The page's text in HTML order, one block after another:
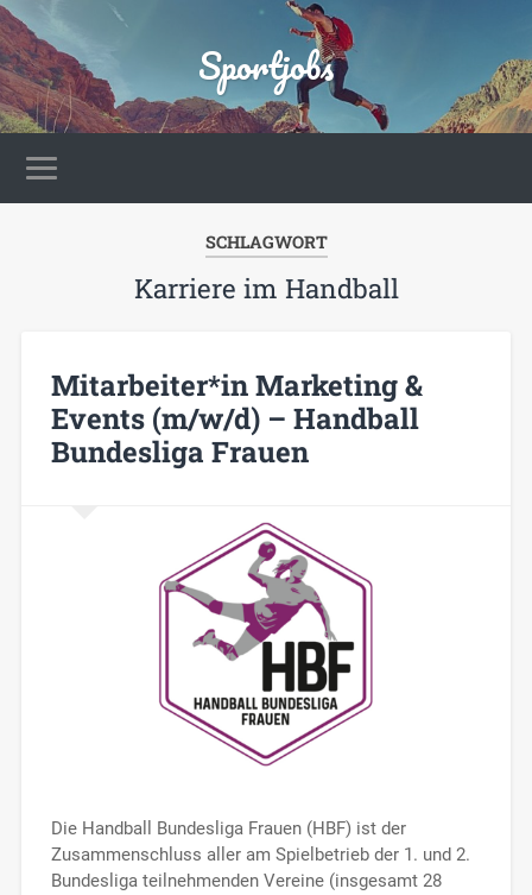
Sportjobs
SCHLAGWORT
Karriere im Handball
Mitarbeiter*in Marketing &
Events (m/w/d) – Handball
Bundesliga Frauen
Die Handball Bundesliga Frauen (HBF) ist der
Zusammenschluss aller am Spielbetrieb der 1. und 2.
Bundesliga teilnehmenden Vereine (insgesamt 28